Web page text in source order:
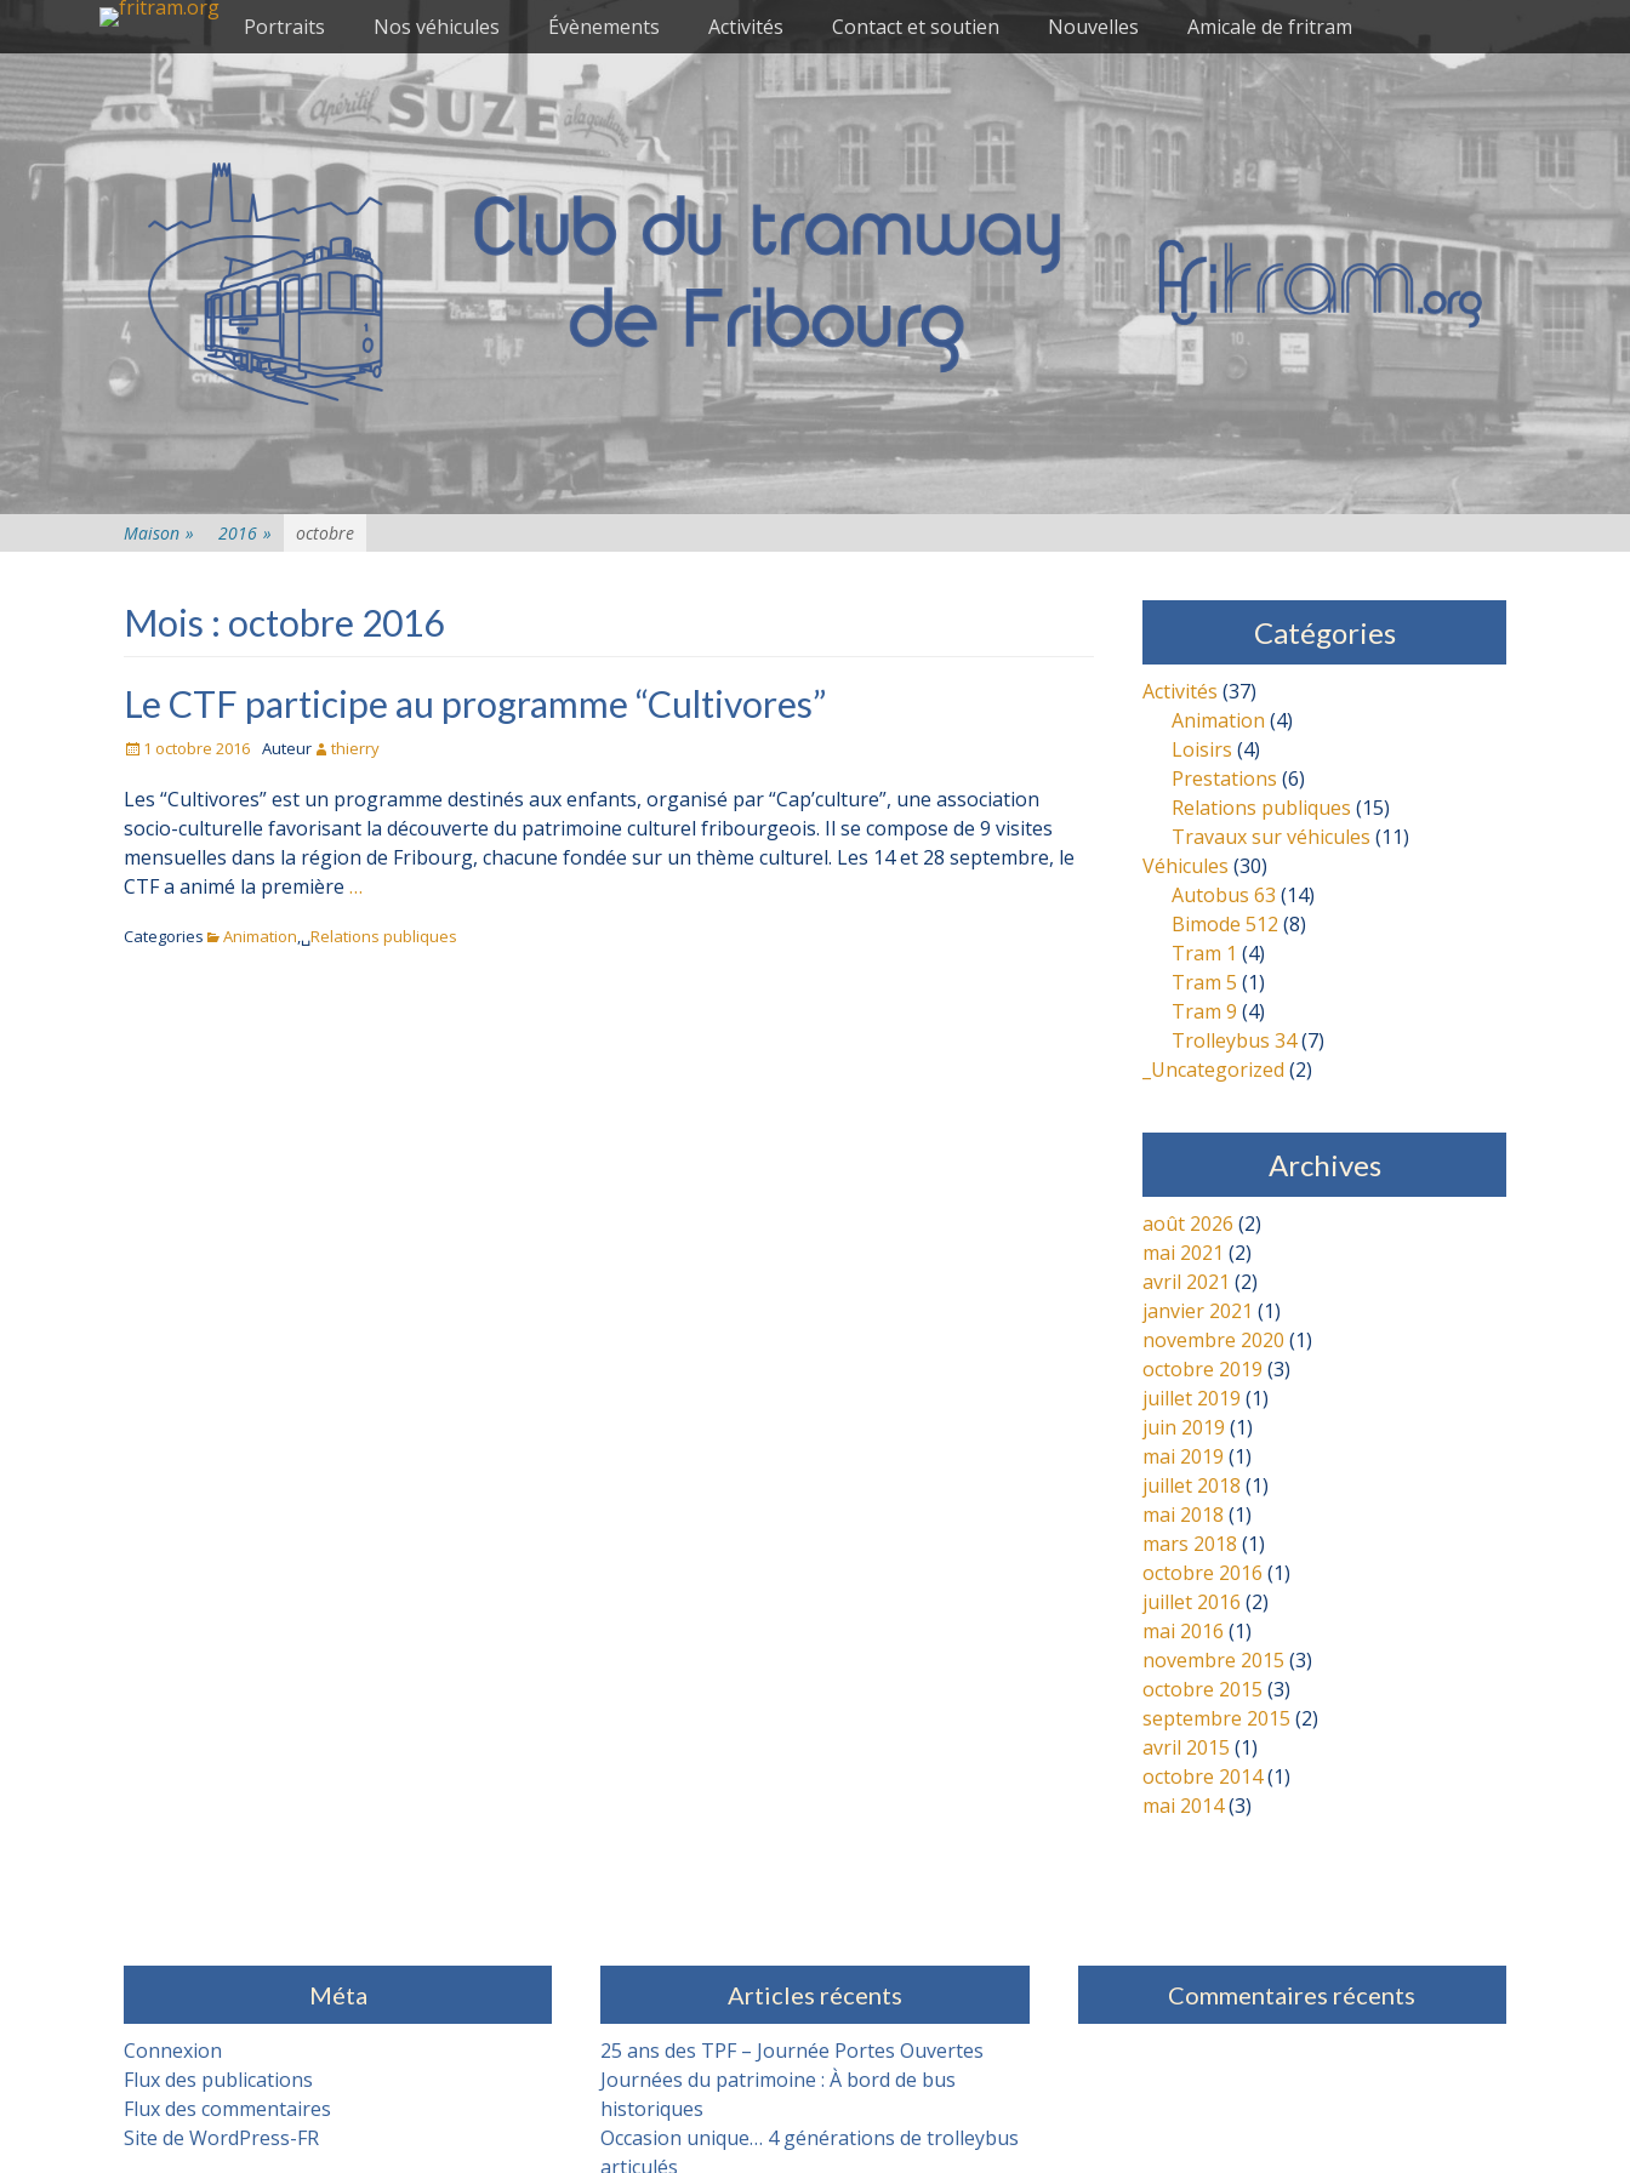
Passer
contenu
Premier menuPortraits Nos véhicules Évènements Activités Contact et soutien Nouvelles Amicale de fritram
Maison » 2016 » octobre
Mois : octobre 2016
Le CTF participe au programme “Cultivores”
Posté1 octobre 2016 Auteur thierry
Les “Cultivores” est un programme destinés aux enfants, organisé par “Cap’culture”, une association
socio-culturelle favorisant la découverte du patrimoine culturel fribourgeois. Il se compose de 9 visites
mensuelles dans la région de Fribourg, chacune fondée sur un thème culturel. Les 14 et 28 septembre, le
CTF a animé la première …
Categories Animation,␣Relations publiques
Catégories
Activités (37)
Animation (4)
Loisirs (4)
Prestations (6)
Relations publiques (15)
Travaux sur véhicules (11)
Véhicules (30)
Autobus 63 (14)
Bimode 512 (8)
Tram 1 (4)
Tram 5 (1)
Tram 9 (4)
Trolleybus 34(7)
_Uncategorized (2)
Archives
août 2026 (2)
mai 2021 (2)
avril 2021 (2)
janvier 2021 (1)
novembre 2020 (1)
octobre 2019 (3)
juillet 2019 (1)
juin 2019 (1)
mai 2019 (1)
juillet 2018 (1)
mai 2018 (1)
mars 2018 (1)
octobre 2016 (1)
juillet 2016 (2)
mai 2016 (1)
novembre 2015 (3)
octobre 2015 (3)
septembre 2015 (2)
avril 2015 (1)
octobre 2014(1)
mai 2014(3)
Méta
Connexion
Flux des publications
Flux des commentaires
Site de WordPress-FR
Articles récents
25 ans des TPF – Journée Portes Ouvertes
Journées du patrimoine : À bord de bus
historiques
Occasion unique… 4 générations de trolleybus
articulés
Commentaires récents